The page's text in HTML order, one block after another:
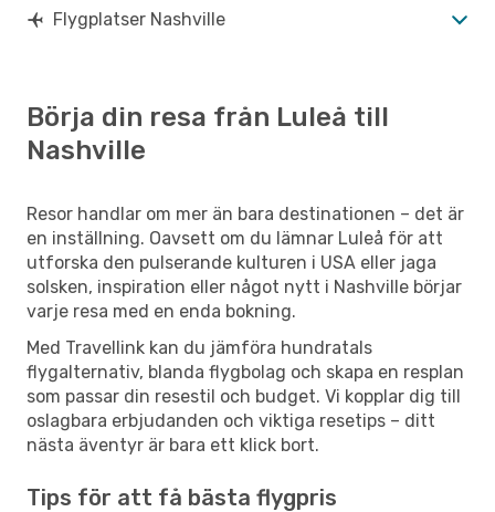
Flygplatser Nashville
Börja din resa från Luleå till
Nashville
Resor handlar om mer än bara destinationen – det är
en inställning. Oavsett om du lämnar Luleå för att
utforska den pulserande kulturen i USA eller jaga
solsken, inspiration eller något nytt i Nashville börjar
varje resa med en enda bokning.
Med Travellink kan du jämföra hundratals
flygalternativ, blanda flygbolag och skapa en resplan
som passar din resestil och budget. Vi kopplar dig till
oslagbara erbjudanden och viktiga resetips – ditt
nästa äventyr är bara ett klick bort.
Tips för att få bästa flygpris